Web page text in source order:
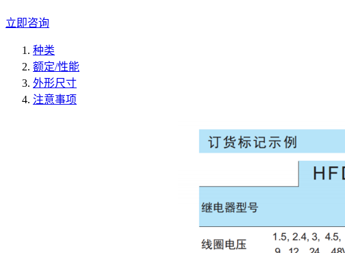
立即咨询
种类
额定/性能
外形尺寸
注意事项